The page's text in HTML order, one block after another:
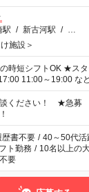
駅 / 新古河駅 / …
施設＞
★スタート時間選べます！ 7:00～
11:00～19:00 など 残業な
事と合わせ週40時間
き、週20時間以上勤
働者派遣法（日雇い
の就業はご案内が難
談ください！ ★急募
歴書不要 / 40～50代活
ト勤務 / 10名以上の
要